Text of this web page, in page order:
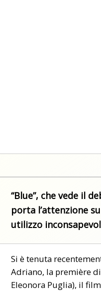
“Blue”, che vede il
porta l’attenzione
utilizzo
Si è tenuta
Adriano, la première
Eleonora Puglia), il